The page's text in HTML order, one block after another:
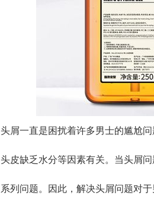
头屑一直是困扰着许多男士的尴尬
头皮缺乏水分等因素有关。当头屑
系列问题。因此，解决头屑问题对于